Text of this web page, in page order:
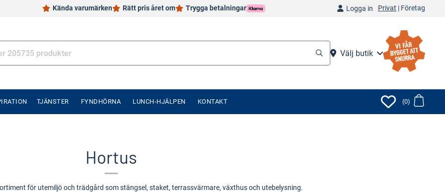
Kända varumärken Rätt pris året om Trygga betalningar Logga in Privat | Företag
Välj butik
TJÄNSTER FYNDHÖRNA LUNCH-HJÄLPEN KONTAKT (0)
Hortus
för utemiljö och trädgård som stängsel, staket, terrassvärmare, växthus och utebelysning.